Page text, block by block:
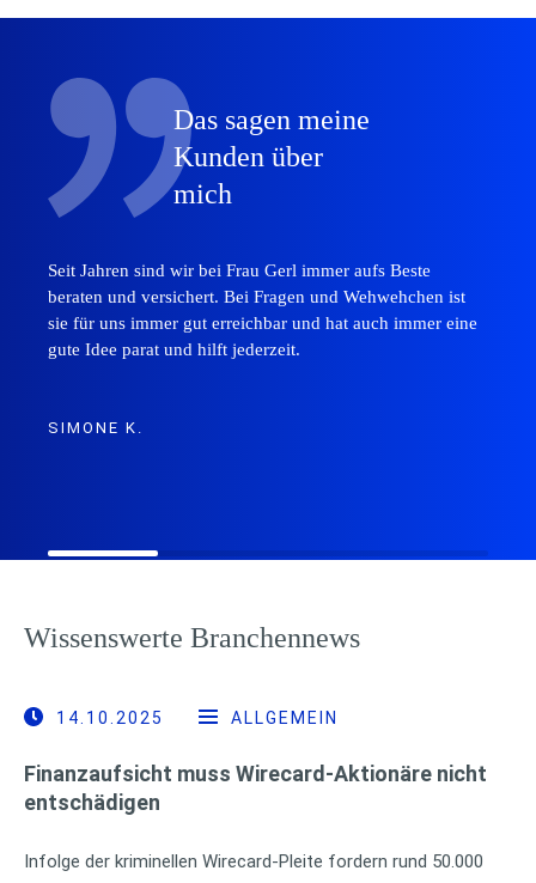
Das sagen meine
Kunden über
mich
Seit Jahren sind wir bei Frau Gerl immer aufs Beste
beraten und versichert. Bei Fragen und Wehwehchen ist
sie für uns immer gut erreichbar und hat auch immer eine
gute Idee parat und hilft jederzeit.
SIMONE K.
Wissenswerte Branchennews
14.10.2025 ALLGEMEIN
Finanzaufsicht muss Wirecard-Aktionäre nicht
entschädigen
Infolge der kriminellen Wirecard-Pleite fordern rund 50.000